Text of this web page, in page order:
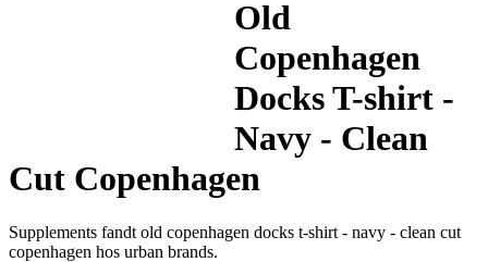
Old
Copenhagen
Docks T-shirt -
Navy - Clean
Cut Copenhagen
Supplements fandt old copenhagen docks t-shirt - navy - clean cut
copenhagen hos urban brands.